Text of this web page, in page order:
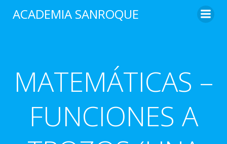
al
ACADEMIA SANROQUE
MATEMÁTICAS –
FUNCIONES A